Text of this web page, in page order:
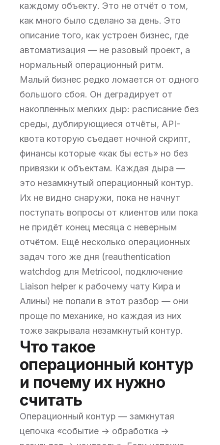
каждому объекту. Это не отчёт о том,
как много было сделано за день. Это
описание того, как устроен бизнес, где
автоматизация — не разовый проект, а
нормальный операционный ритм.
Малый бизнес редко ломается от одного
большого сбоя. Он деградирует от
накопленных мелких дыр: расписание без
среды, дублирующиеся отчёты, API-
квота которую съедает ночной скрипт,
финансы которые «как бы есть» но без
привязки к объектам. Каждая дыра —
это незамкнутый операционный контур.
Их не видно снаружи, пока не начнут
поступать вопросы от клиентов или пока
не придёт конец месяца с неверным
отчётом. Ещё несколько операционных
задач того же дня (reauthentication
watchdog для Metricool, подключение
Liaison helper к рабочему чату Кира и
Алины) не попали в этот разбор — они
проще по механике, но каждая из них
тоже закрывала незамкнутый контур.
Что такое
операционный контур
и почему их нужно
считать
Операционный контур — замкнутая
цепочка «событие → обработка →